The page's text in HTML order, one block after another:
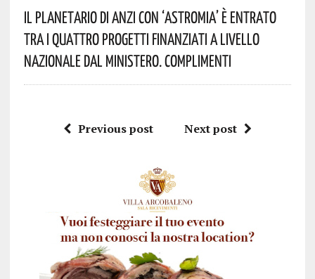
Il Planetario Di Anzi Con ‘Astromia’ È Entrato
Tra I Quattro Progetti Finanziati A Livello
Nazionale Dal Ministero. Complimenti
Previous post Next post